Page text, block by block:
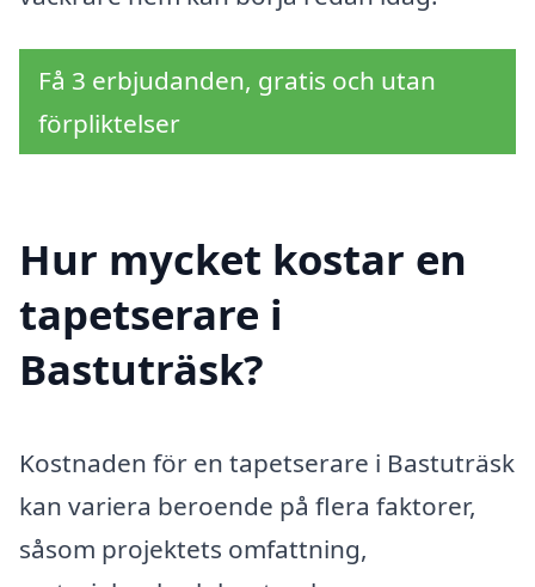
Få 3 erbjudanden, gratis och utan
förpliktelser
Hur mycket kostar en
tapetserare i
Bastuträsk?
Kostnaden för en tapetserare i Bastuträsk
kan variera beroende på flera faktorer,
såsom projektets omfattning,